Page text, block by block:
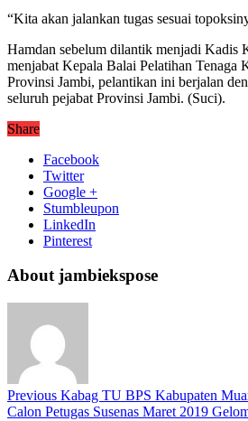
“Kita akan jalankan tugas sesuai
Hamdan sebelum dilantik menjadi Kadis
menjabat Kepala Balai Pelatihan Tenaga
Provinsi Jambi, pelantikan ini berjalan
seluruh pejabat Provinsi Jambi. (Suci).
Share
Facebook
Twitter
Google +
Stumbleupon
LinkedIn
Pinterest
About jambiekspose
Previous Kabag TU BPS Kabupaten
Calon Petugas Susenas Maret 2019